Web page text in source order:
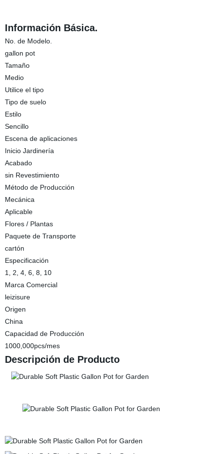
Información Básica.
No. de Modelo.
gallon pot
Tamaño
Medio
Utilice el tipo
Tipo de suelo
Estilo
Sencillo
Escena de aplicaciones
Inicio Jardinería
Acabado
sin Revestimiento
Método de Producción
Mecánica
Aplicable
Flores / Plantas
Paquete de Transporte
cartón
Especificación
1, 2, 4, 6, 8, 10
Marca Comercial
leizisure
Origen
China
Capacidad de Producción
1000,000pcs/mes
Descripción de Producto